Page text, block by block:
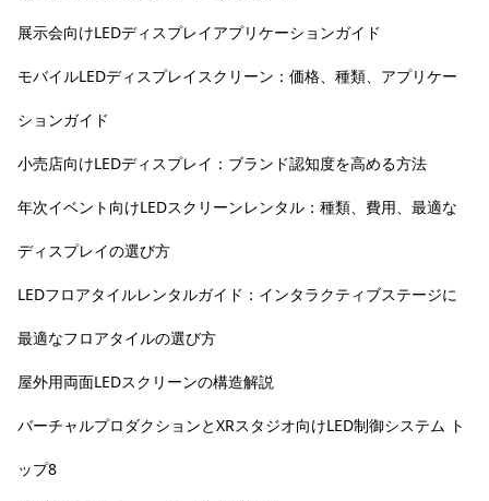
展示会向けLEDディスプレイアプリケーションガイド
モバイルLEDディスプレイスクリーン：価格、種類、アプリケー
ションガイド
小売店向けLEDディスプレイ：ブランド認知度を高める方法
年次イベント向けLEDスクリーンレンタル：種類、費用、最適な
ディスプレイの選び方
LEDフロアタイルレンタルガイド：インタラクティブステージに
最適なフロアタイルの選び方
屋外用両面LEDスクリーンの構造解説
バーチャルプロダクションとXRスタジオ向けLED制御システム ト
ップ8